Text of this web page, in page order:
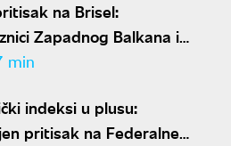
na Brisel:
Zapadnog Balkana i
rešenja za boravak u
min
indeksi u plusu:
pritisak na Federalne